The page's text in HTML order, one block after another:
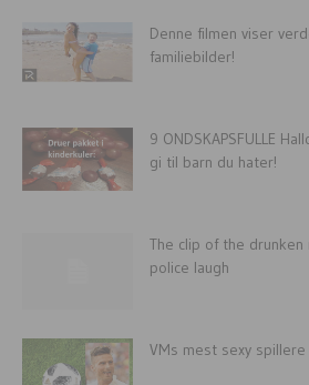
Denne filmen viser
familiebilder!
9 ONDSKAPSFULLE
gi til barn du hater!
The clip of the
police laugh
VMs mest sexy spillere